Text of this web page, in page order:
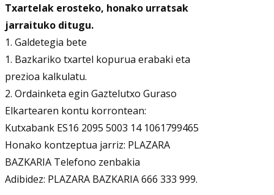
Txartelak erosteko, honako urratsak
jarraituko ditugu.
1. Galdetegia bete
1. Bazkariko txartel kopurua erabaki eta
prezioa kalkulatu.
2. Ordainketa egin Gaztelutxo Guraso
Elkartearen kontu korrontean:
Kutxabank ES16 2095 5003 14 1061799465
Honako kontzeptua jarriz: PLAZARA
BAZKARIA Telefono zenbakia
Adibidez: PLAZARA BAZKARIA 666 333 999.